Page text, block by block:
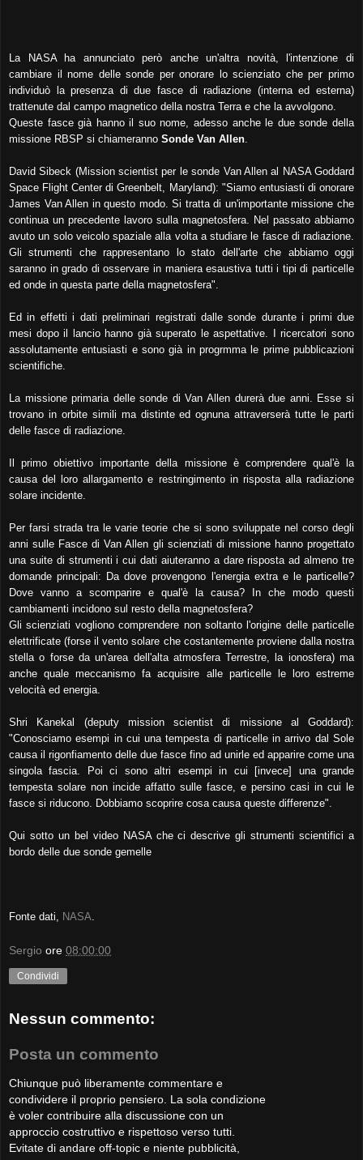
La NASA ha annunciato però anche un'altra novità, l'intenzione di
cambiare il nome delle sonde per onorare lo scienziato che per primo
individuò la presenza di due fasce di radiazione (interna ed esterna)
trattenute dal campo magnetico della nostra Terra e che la avvolgono.
Queste fasce già hanno il suo nome, adesso anche le due sonde della
missione RBSP si chiameranno Sonde Van Allen
David Sibeck (Mission scientist per le sonde Van Allen al NASA Goddard
Space Flight Center di Greenbelt, Maryland): "Siamo entusiasti di onorare
James Van Allen in questo modo. Si tratta di un'importante missione che
continua un precedente lavoro sulla magnetosfera. Nel passato abbiamo
avuto un solo veicolo spaziale alla volta a studiare le fasce di radiazione.
Gli strumenti che rappresentano lo stato dell'arte che abbiamo oggi
saranno in grado di osservare in maniera esaustiva tutti i tipi di particelle
ed onde in questa parte della magnetosfera".
Ed in effetti i dati preliminari registrati dalle sonde durante i primi due
mesi dopo il lanciohanno già superato le aspettative. I ricercatori sono
assolutamente entusiasti e sono già in progrmma le prime pubblicazioni
scientifiche.
La missione primaria delle sonde di Van Allen durerà due anni. Esse si
trovano in orbite simili ma distinte ed ognuna attraverserà tutte le parti
delle fasce di radiazione.
Il primo obiettivo importante della missione è comprendere qual'è la
causa del loro allargamento e restringimento in risposta alla radiazione
solare incidente.
Per farsi strada tra le varie teorie che si sono sviluppate nel corso degli
annisulle Fasce di Van Allen gli scienziati di missione hanno progettato
una suite di strumenti i cui dati aiuteranno a dare risposta ad almeno tre
domande principali: Da dove provengono l'energia extra e le particelle?
Dove vanno a scomparire e qual'è la causa? In che modo questi
cambiamenti incidono sul resto della magnetosfera?
Gli scienziati vogliono comprendere non soltanto l'origine delle particelle
elettrificate (forse il vento solare che costantemente proviene dalla nostra
stella o forse da un'area dell'alta atmosfera Terrestre, la ionosfera) ma
anche quale meccanismo fa acquisire alle particelle le loro estreme
velocità ed energia.
Shri Kanekal (deputy mission scientist di missione al Goddard):
"Conosciamo esempi in cui una tempesta di particelle in arrivo dal Sole
causa il rigonfiamento delle due fasce fino ad unirle ed apparire come una
singola fascia. Poi ci sono altri esempi in cui [invece] una grande
tempesta solare non incide affatto sulle fasce, e persino casi in cui le
fasce si riducono. Dobbiamo scoprire cosa causa queste differenze".
Qui sotto un bel video NASA che ci descrive gli strumenti scientifici a
bordo delle due sonde gemelle
Fonte dati, NASA
Sergio ore 08:00:00
Condividi
Nessun commento:
Posta un commento
Chiunque può liberamente commentare e
condividere il proprio pensiero. La sola condizione
è voler contribuire alla discussione con un
approccio costruttivo e rispettoso verso tutti.
Evitate di andare off-topic e niente pubblicità,